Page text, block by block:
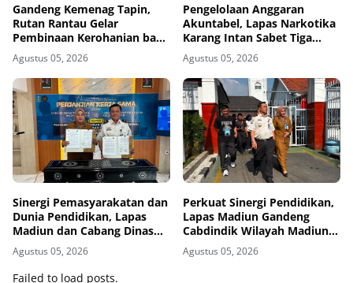
Gandeng Kemenag Tapin,
Rutan Rantau Gelar
Pembinaan Kerohanian bagi
Warga Binaan
Agustus 05, 2026
Pengelolaan Anggaran
Akuntabel, Lapas Narkotika
Karang Intan Sabet Tiga
Penghargaan KPPN
Banjarmasin
Agustus 05, 2026
Sinergi Pemasyarakatan dan
Dunia Pendidikan, Lapas
Madiun dan Cabang Dinas
Pendidikan Wilayah Madiun
Jalin Kerja Sama Pendidikan
Vokasi Teknik Instalasi
Agustus 05, 2026
Perkuat Sinergi Pendidikan,
Lapas Madiun Gandeng
Cabdindik Wilayah Madiun
Hadirkan Program TITL
Agustus 05, 2026
Failed to load posts.